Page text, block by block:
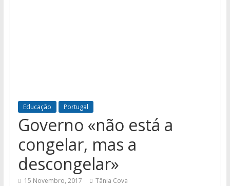
Educação Portugal
Governo «não está a
congelar, mas a
descongelar»
15 Novembro, 2017 Tânia Cova